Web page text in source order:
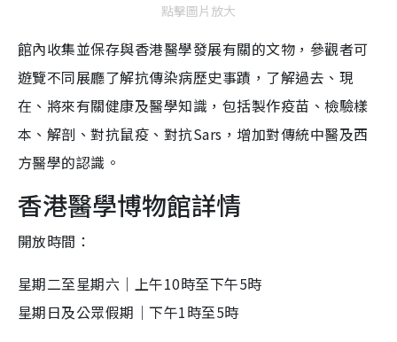
點擊圖片放大
館內收集並保存與香港醫學發展有關的文物，參觀者可
遊覽不同展廳了解抗傳染病歷史事蹟，了解過去、現
在、將來有關健康及醫學知識，包括製作疫苗、檢驗樣
本、解剖、對抗鼠疫、對抗Sars，增加對傳統中醫及西
方醫學的認識。
香港醫學博物館詳情
開放時間：
星期二至星期六｜上午10時至下午5時
星期日及公眾假期｜下午1時至5時